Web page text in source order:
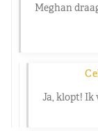
Meghan
Ja, klopt! Ik